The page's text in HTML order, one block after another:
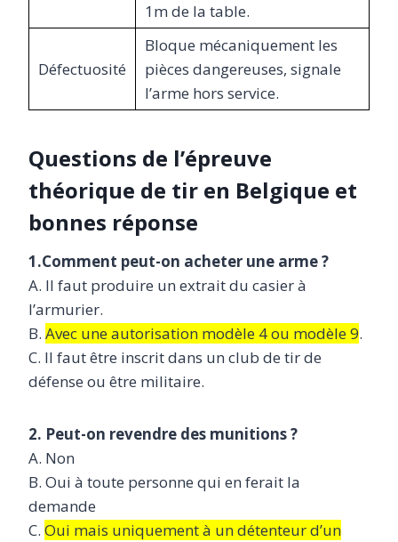
1m de la table.
Défectuosité
Bloque mécaniquement les
pièces dangereuses, signale
l’arme hors service.
Questions de l’épreuve
théorique de tir en Belgique et
bonnes réponse
1.Comment peut-on acheter une arme ?
A. Il faut produire un extrait du casier à
l’armurier.
B. Avec une autorisation modèle 4 ou modèle 9.
C. Il faut être inscrit dans un club de tir de
défense ou être militaire.
2. Peut-on revendre des munitions ?
A. Non
B. Oui à toute personne qui en ferait la
demande
C. Oui mais uniquement à un détenteur d’un